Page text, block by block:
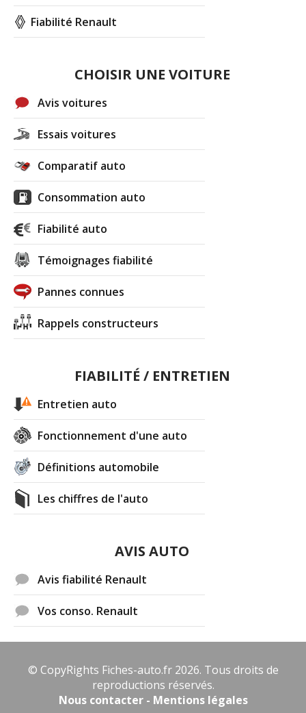
Fiabilité Renault
CHOISIR UNE VOITURE
Avis voitures
Essais voitures
Comparatif auto
Consommation auto
Fiabilité auto
Témoignages fiabilité
Pannes connues
Rappels constructeurs
FIABILITÉ / ENTRETIEN
Entretien auto
Fonctionnement d'une auto
Définitions automobile
Les chiffres de l'auto
AVIS AUTO
Avis fiabilité Renault
Vos conso. Renault
© CopyRights Fiches-auto.fr 2026. Tous droits de
reproductions réservés.
Nous contacter - Mentions légales